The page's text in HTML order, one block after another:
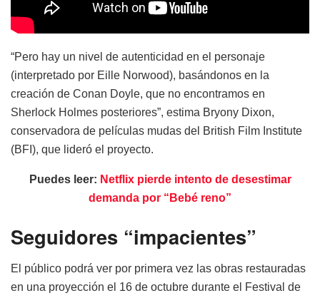
“Pero hay un nivel de autenticidad en el personaje
(interpretado por Eille Norwood), basándonos en la
creación de Conan Doyle, que no encontramos en
Sherlock Holmes posteriores”, estima Bryony Dixon,
conservadora de películas mudas del British Film Institute
(BFI), que lideró el proyecto.
Puedes leer: Netflix pierde intento de desestimar
demanda por “Bebé reno”
Seguidores “impacientes”
El público podrá ver por primera vez las obras restauradas
en una proyección el 16 de octubre durante el Festival de